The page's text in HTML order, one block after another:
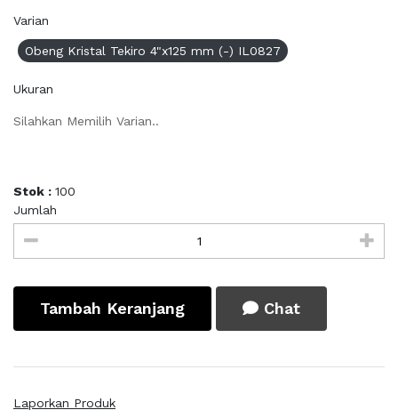
Varian
Obeng Kristal Tekiro 4"x125 mm (-) IL0827
Ukuran
Silahkan Memilih Varian..
Stok : 100
Jumlah
Tambah Keranjang Chat
Laporkan Produk